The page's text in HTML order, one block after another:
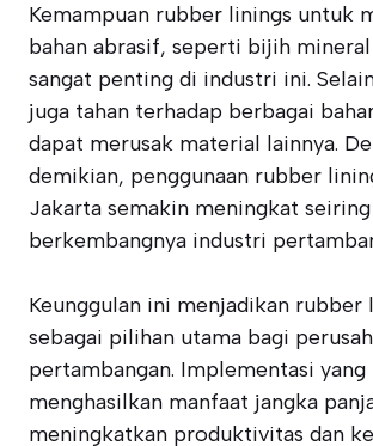
Kemampuan rubber linings untuk
bahan abrasif, seperti bijih
sangat penting di industri ini.
juga tahan terhadap berbagai
dapat merusak material lainnya.
demikian, penggunaan rubber
Jakarta semakin meningkat
berkembangnya industri
Keunggulan ini menjadikan rubber
sebagai pilihan utama bagi
pertambangan. Implementasi
menghasilkan manfaat jangka
meningkatkan produktivitas dan